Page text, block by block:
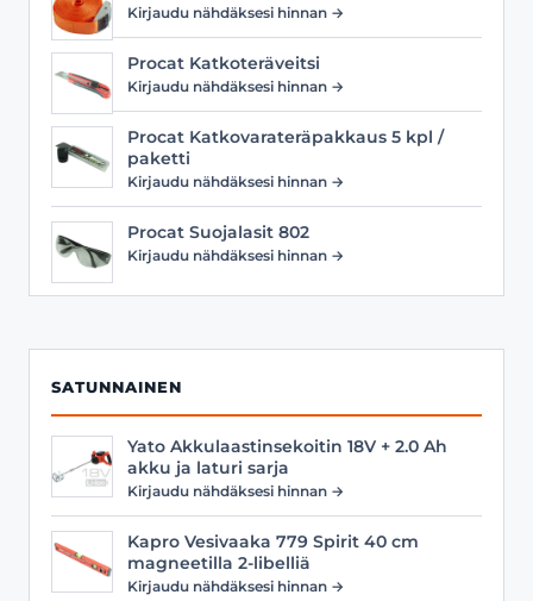
Kirjaudu nähdäksesi hinnan →
Procat Katkoteräveitsi
Kirjaudu nähdäksesi hinnan →
Procat Katkovarateräpakkaus 5 kpl /
paketti
Kirjaudu nähdäksesi hinnan →
Procat Suojalasit 802
Kirjaudu nähdäksesi hinnan →
SATUNNAINEN
Yato Akkulaastinsekoitin 18V + 2.0 Ah
akku ja laturi sarja
Kirjaudu nähdäksesi hinnan →
Kapro Vesivaaka 779 Spirit 40 cm
magneetilla 2-libelliä
Kirjaudu nähdäksesi hinnan →